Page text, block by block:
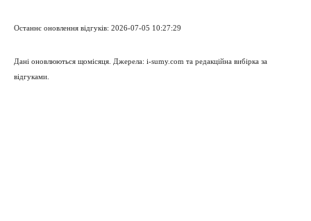
Останнє оновлення відгуків: 2026-07-05 10:27:29
Дані оновлюються щомісяця. Джерела: i-sumy.com та редакційна вибірка за
відгуками.